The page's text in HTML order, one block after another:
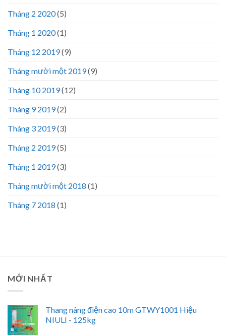
Tháng 2 2020(5)
Tháng 1 2020(1)
Tháng 12 2019(9)
Tháng mười một 2019(9)
Tháng 10 2019(12)
Tháng 9 2019(2)
Tháng 3 2019(3)
Tháng 2 2019(5)
Tháng 1 2019(3)
Tháng mười một 2018 (1)
Tháng 7 2018 (1)
MỚI NHẤT
Thang nâng điện cao 10m GTWY1001 Hiệu
NIULI - 125kg